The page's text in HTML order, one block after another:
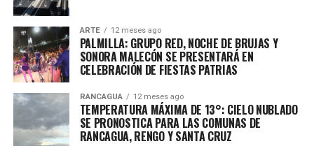
ARTE 12 meses ago
PALMILLA: GRUPO RED, NOCHE DE BRUJAS Y
SONORA MALECÓN SE PRESENTARÁ EN
CELEBRACIÓN DE FIESTAS PATRIAS
RANCAGUA 12 meses ago
TEMPERATURA MÁXIMA DE 13°: CIELO NUBLADO
SE PRONOSTICA PARA LAS COMUNAS DE
RANCAGUA, RENGO Y SANTA CRUZ